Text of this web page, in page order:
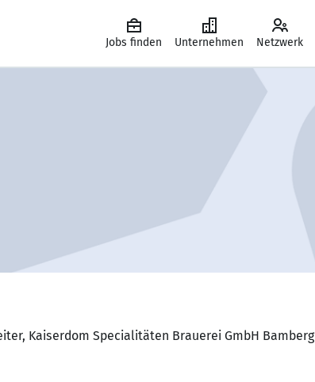
Jobs finden Unternehmen Netzwerk
Kaiserdom Specialitäten Brauerei GmbH Bamberg